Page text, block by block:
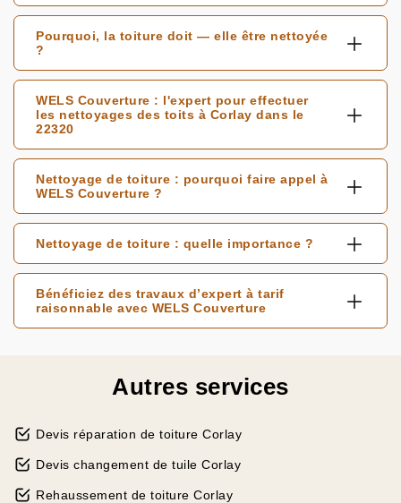
Pourquoi, la toiture doit — elle être nettoyée
?
WELS Couverture : l'expert pour effectuer
les nettoyages des toits à Corlay dans le
22320
Nettoyage de toiture : pourquoi faire appel à
WELS Couverture ?
Nettoyage de toiture : quelle importance ?
Bénéficiez des travaux d’expert à tarif
raisonnable avec WELS Couverture
Autres services
Devis réparation de toiture Corlay
Devis changement de tuile Corlay
Rehaussement de toiture Corlay